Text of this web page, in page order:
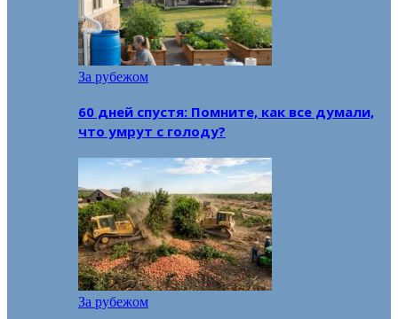
За рубежом
60 дней спустя: Помните, как все думали,
что умрут с голоду?
За рубежом